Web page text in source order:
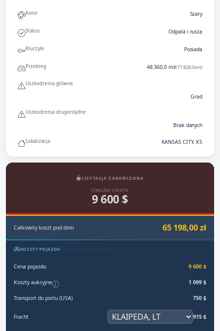
Kolor Szary
Status Odpala i rusza
Kluczyki Posiada
Przebieg 48 360,0 mil(77 828,0 km)
Uszkodzenia główne
Grad
Uszkodzenia drugorzędne
Brak danych
Lokalizacja KANSAS CITY, KS
LICYTACJA ZAKOŃCZONA
FINALNA OFERTA
9 600 $
Całkowity koszt pod dom 65 198,00 zł
KOSZTY POJAZDU
Cena pojazdu 9 600 $
Koszty aukcyjne 1 099 $
Transport do portu (USA) 750 $
Fracht 915 $